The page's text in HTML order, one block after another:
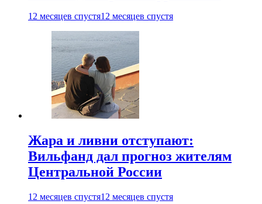
12 месяцев спустя12 месяцев спустя
Жара и ливни отступают:
Вильфанд дал прогноз жителям
Центральной России
12 месяцев спустя12 месяцев спустя